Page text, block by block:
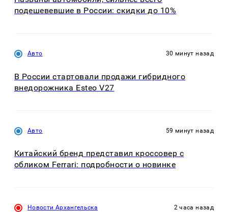
подешевевшие в России: скидки до 10%
Авто 30 минут назад
В России стартовали продажи гибридного
внедорожника Esteo V27
Авто 59 минут назад
Китайский бренд представил кроссовер с
обликом Ferrari: подробности о новинке
Новости Архангельска 2 часа назад